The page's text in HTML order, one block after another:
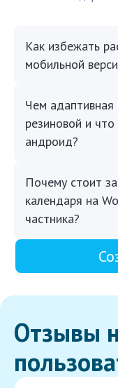
Как избежать
мобильной
Чем адаптивная
резиновой и
андроид?
Почему стоит
календаря на
частника?
Отзывы